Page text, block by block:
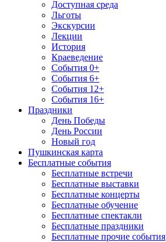
Доступная среда
Льготы
Экскурсии
Лекции
История
Краеведение
События 0+
События 6+
События 12+
События 16+
Праздники
День Победы
День России
Новый год
Пушкинская карта
Бесплатные события
Бесплатные встречи
Бесплатные выставки
Бесплатные концерты
Бесплатные обучение
Бесплатные спектакли
Бесплатные праздники
Бесплатные прочие события